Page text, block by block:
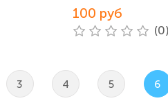
100 руб
3 4 5 6